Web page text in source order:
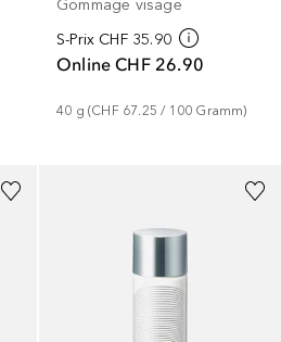
Gommage visage
S-Prix CHF 35.90
Online CHF 26.90
40 g (CHF 67.25 / 100 Gramm)